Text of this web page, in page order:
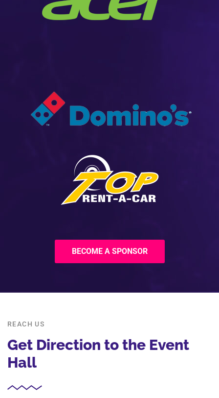
BECOME A SPONSOR
REACH US
Get Direction to the Event
Hall